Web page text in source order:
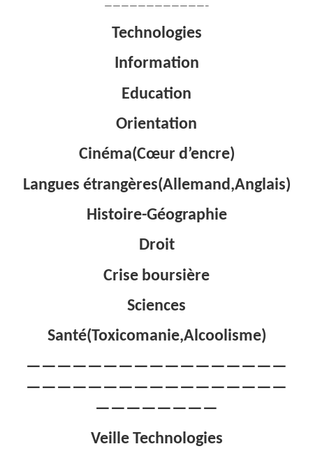
————————————–
Technologies
Information
Education
Orientation
Cinéma(Cœur d’encre)
Langues étrangères(Allemand,Anglais)
Histoire-Géographie
Droit
Crise boursière
Sciences
Santé(Toxicomanie,Alcoolisme)
—————————————————
—————————————————
————————
Veille Technologies